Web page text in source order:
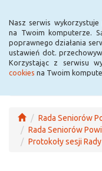
Nasz serwis
na Twoim komputerze.
poprawnego działania
ustawień dot.
Korzystając z serwisu
cookies na Twoim
Rada Seniorów
Rada Seniorów
Protokoły sesji Rady